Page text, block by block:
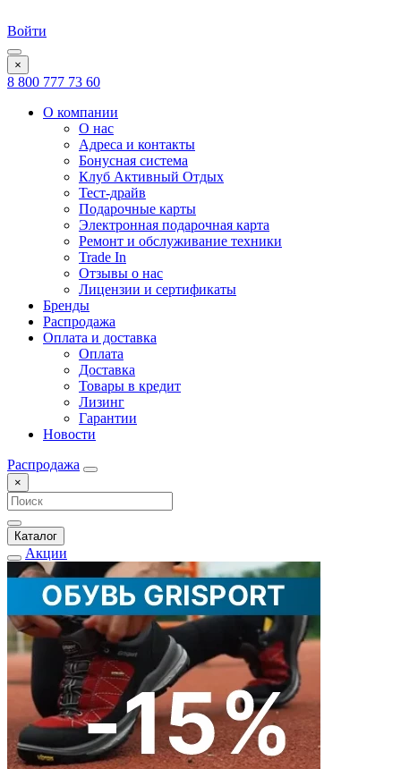
Войти
×
8 800 777 73 60
О компании
О нас
Адреса и контакты
Бонусная система
Клуб Активный Отдых
Тест-драйв
Подарочные карты
Электронная подарочная карта
Ремонт и обслуживание техники
Trade In
Отзывы о нас
Лицензии и сертификаты
Бренды
Распродажа
Оплата и доставка
Оплата
Доставка
Товары в кредит
Лизинг
Гарантии
Новости
Распродажа
×
Каталог
Акции